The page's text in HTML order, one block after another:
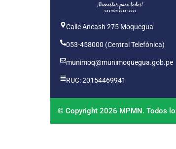
Calle Ancash 275 Moquegua
053-458000 (Central Telefónica)
munimoq@munimoquegua.gob.pe
RUC: 20154469941
© Copyright 2026 MPMN. Todos